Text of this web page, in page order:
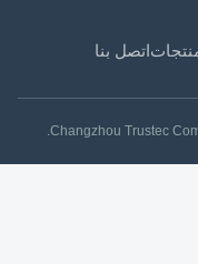
اتصل بنا